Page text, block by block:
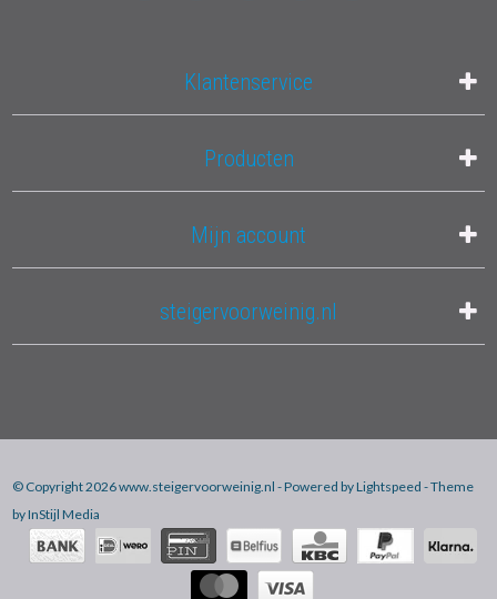
ladder correct gebruikt en volg de aanwijzingen van de fabrikant
Klantenservice
Producten
Mijn account
steigervoorweinig.nl
© Copyright 2026 www.steigervoorweinig.nl - Powered byLightspeed - Theme
byInStijl Media